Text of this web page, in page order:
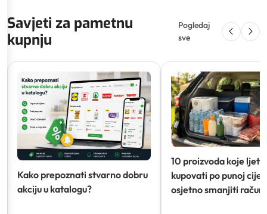
Savjeti za pametnu
kupnju
Pogledaj
sve
Kako prepoznati stvarno dobru
akciju u katalogu?
10 proizvoda koje ljeti
kupovati po punoj
osjetno smanjiti račun)